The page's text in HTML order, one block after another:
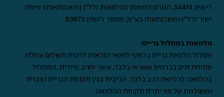
רישיון 54414. הגורם המממן בהלוואות נדל"ן (משכנתאות): מימון
ישיר נדל"ן ומשכנתאות בע"מ, מספר רישיון 63673.
הלוואות במסלול גרייס:
מסלול הלוואת גרייס בכפוף לתנאי הזכאות לרבות תשלום עמלת
פתיחת תיק בכרטיס אשראי בלבד, אשר יחויב מיידית. המסלול
בהלוואה לרכישת רכב בלבד. הריבית בגין תקופת הגרייס נצברת
ומשולמת על פני יתרת תקופת ההלוואה.